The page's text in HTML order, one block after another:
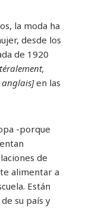
la moda ha
desde los
de 1920
anglais]en las
-porque
de
alimentar a
Están
su país y